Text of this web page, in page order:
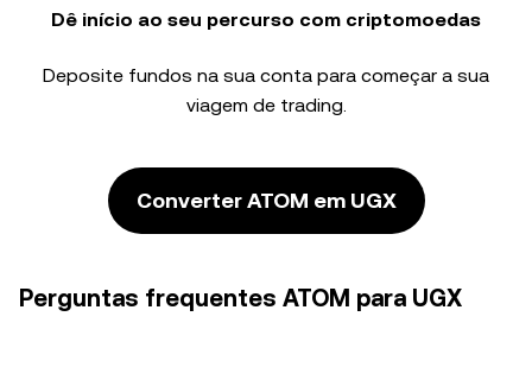
Dê início ao seu percurso com criptomoedas
Deposite fundos na sua conta para começar a sua
viagem de trading.
Converter ATOM em UGX
Perguntas frequentes ATOM para UGX